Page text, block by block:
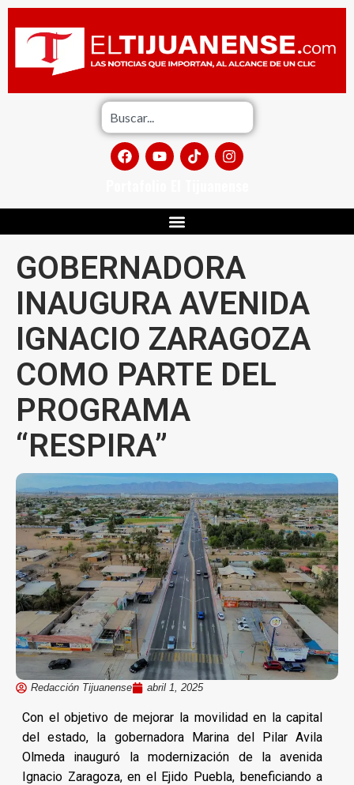
GOBERNADORA
INAUGURA AVENIDA
IGNACIO ZARAGOZA
COMO PARTE DEL
PROGRAMA
“RESPIRA”
Redacción Tijuanense abril 1, 2025
Con el objetivo de mejorar la movilidad en la capital
del estado, la gobernadora Marina del Pilar Avila
Olmeda inauguró la modernización de la avenida
Ignacio Zaragoza, en el Ejido Puebla, beneficiando a